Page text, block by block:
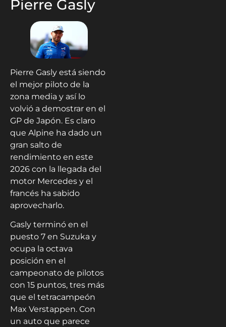
Pierre Gasly
Pierre Gasly está siendo
el mejor piloto de la
zona media y así lo
volvió a demostrar en el
GP de Japón. Es claro
que Alpine ha dado un
gran salto de
rendimiento en este
2026 con la llegada del
motor Mercedes y el
francés ha sabido
aprovecharlo.
Gasly terminó en el
puesto 7 en Suzuka y
ocupa la octava
posición en el
campeonato de pilotos
con 15 puntos, tres más
que el tetracampeón
Max Verstappen. Con
un auto que parece